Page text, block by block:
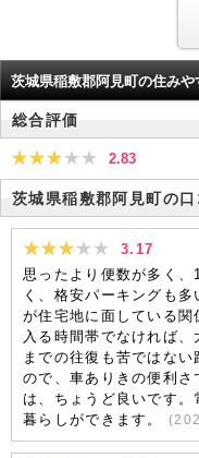
茨城県稲敷郡阿見町の住みや
総合評価
2.83
茨城県稲敷郡阿見町の口
3.17
思ったより便数が多く
く、格安パーキングも
が住宅地に面している
入る時間帯でなければ
までの往復も苦ではな
ので、車ありきの便利
は、ちょうど良いです
暮らしができます。
(